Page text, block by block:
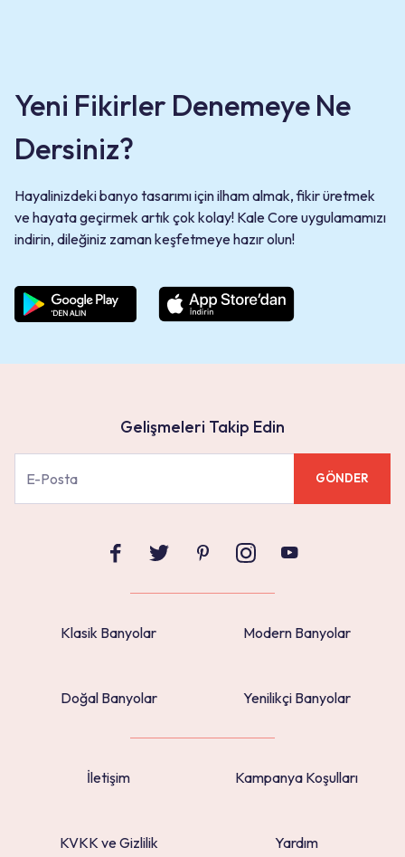
Yeni Fikirler Denemeye Ne
Dersiniz?
Hayalinizdeki banyo tasarımı için ilham almak, fikir üretmek
ve hayata geçirmek artık çok kolay! Kale Core uygulamamızı
indirin, dileğiniz zaman keşfetmeye hazır olun!
İletişim Kampanya Koşulları
KVKK ve Gizlilik Yardım
Klasik Banyolar Modern Banyolar
Doğal Banyolar Yenilikçi Banyolar
Gelişmeleri Takip Edin
GÖNDER